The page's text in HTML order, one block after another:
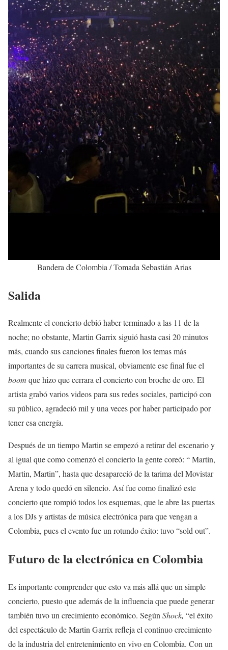
Bandera de Colombia / Tomada Sebastián Arias
Salida
Realmente el concierto debió haber terminado a las 11 de la
noche; no obstante, Martin Garrix siguió hasta casi 20 minutos
más, cuando sus canciones finales fueron los temas más
importantes de su carrera musical, obviamente ese final fue el
boom que hizo que cerrara el concierto con broche de oro. El
artista grabó varios videos para sus redes sociales, participó con
su público, agradeció mil y una veces por haber participado por
tener esa energía.
Después de un tiempo Martin se empezó a retirar del escenario y
al igual que como comenzó el concierto la gente coreó: “ Martin,
Martin, Martin”, hasta que desapareció de la tarima del Movistar
Arena y todo quedó en silencio. Así fue como finalizó este
concierto que rompió todos los esquemas, que le abre las puertas
a los DJs y artistas de música electrónica para que vengan a
Colombia, pues el evento fue un rotundo éxito: tuvo “sold out”.
Futuro de la electrónica en Colombia
Es importante comprender que esto va más allá que un simple
concierto, puesto que además de la influencia que puede generar
también tuvo un crecimiento económico. SegúnShock, “el éxito
del espectáculo de Martin Garrix refleja el continuo crecimiento
de la industria del entretenimiento en vivo en Colombia. Con un